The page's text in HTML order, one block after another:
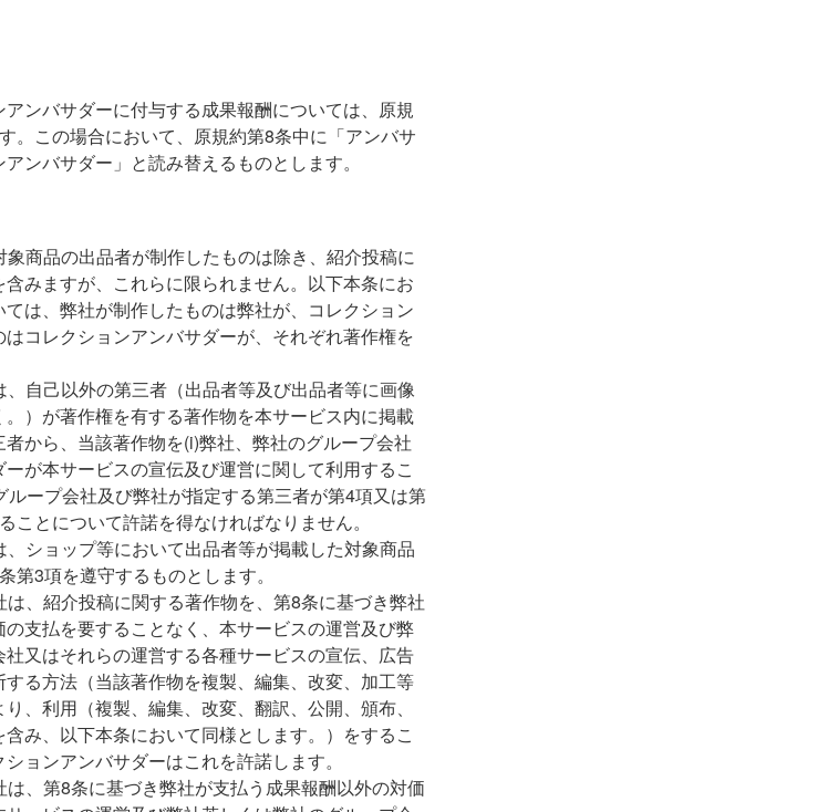
ンバサダーに付与する成果報酬については、原規
。この場合において、原規約第8条中に「アンバサ
ンバサダー」と読み替えるものとします。
商品の出品者が制作したものは除き、紹介投稿に
みますが、これらに限られません。以下本条にお
は、弊社が制作したものは弊社が、コレクション
コレクションアンバサダーが、それぞれ著作権を
自己以外の第三者（出品者等及び出品者等に画像
）が著作権を有する著作物を本サービス内に掲載
から、当該著作物を(i)弊社、弊社のグループ会社
が本サービスの宣伝及び運営に関して利用するこ
ループ会社及び弊社が指定する第三者が第4項又は第
ことについて許諾を得なければなりません。
ショップ等において出品者等が掲載した対象商品
第3項を遵守するものとします。
、紹介投稿に関する著作物を、第8条に基づき弊社
支払を要することなく、本サービスの運営及び弊
又はそれらの運営する各種サービスの宣伝、広告
る方法（当該著作物を複製、編集、改変、加工等
、利用（複製、編集、改変、翻訳、公開、頒布、
み、以下本条において同様とします。）をするこ
ョンアンバサダーはこれを許諾します。
、第8条に基づき弊社が支払う成果報酬以外の対価